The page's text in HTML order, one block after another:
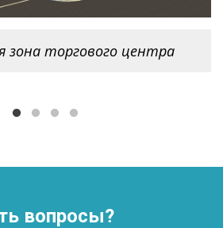
зона торгового центра
вопросы?